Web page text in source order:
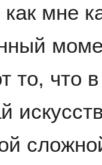
как мне
то, что